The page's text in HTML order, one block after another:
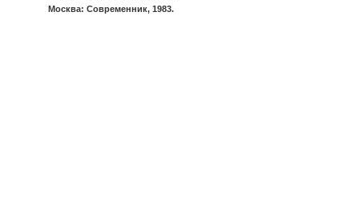
Москва: Современник, 1983.